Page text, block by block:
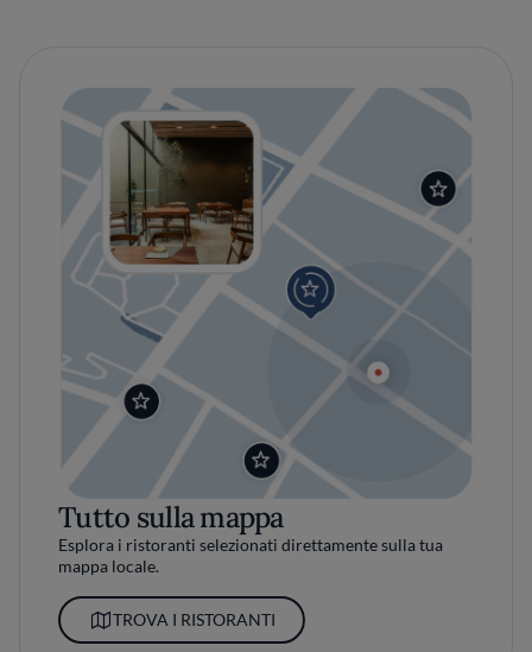
Tutto sulla mappa
Esplora i ristoranti selezionati direttamente sulla tua
mappa locale.
TROVA I RISTORANTI